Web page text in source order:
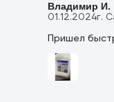
Владимир И.
01.12.2024г.
Пришел